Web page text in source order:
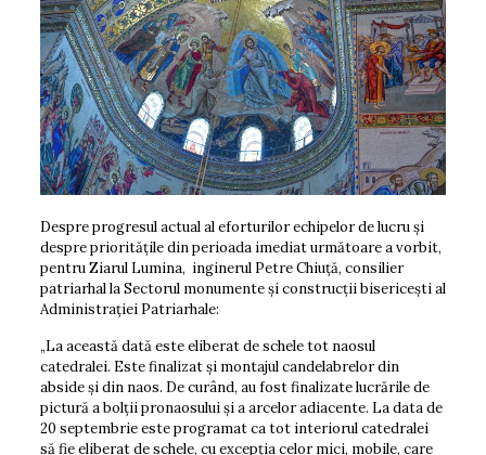
Despre progresul actual al eforturilor echipelor de lucru și
despre prioritățile din perioada imediat următoare a vorbit,
pentru Ziarul Lumina, inginerul Petre Chiuță, consilier
patriarhal la Sectorul monumente și cons­truc­ții bisericești al
Administrației Patriarhale:
„La această dată este eliberat de schele tot naosul
catedralei. Este finalizat și montajul candelabrelor din
abside și din naos. De curând, au fost finalizate lucrările de
pictură a bolții pronaosului și a arcelor adiacente. La data de
20 septembrie este programat ca tot interiorul catedralei
să fie eliberat de schele, cu excepția celor mici, mobile, care